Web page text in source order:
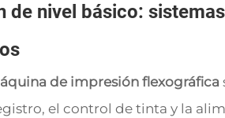
de nivel básico:
de impresión flexográfica
el control de tinta y la